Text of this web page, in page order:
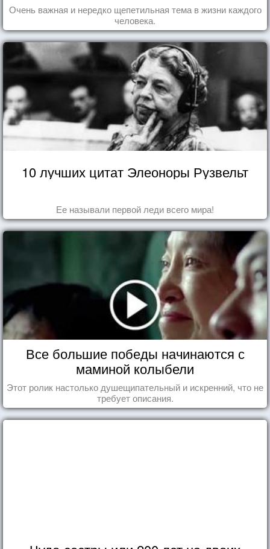
Очень важная и нередко щепетильная тема в жизни каждого
человека.
10 лучших цитат Элеоноры Рузвельт
Ее называли первой леди всего мира!
Все большие победы начинаются с
маминой колыбели
Этот ролик настолько душещипательный и искренний, что не
требует описания.